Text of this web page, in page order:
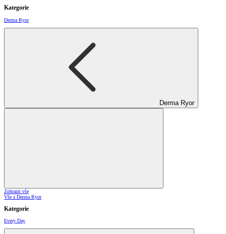
Kategorie
Derma Ryor
Derma Ryor
Zobrazit vše
Vše z Derma Ryor
Kategorie
Every Day